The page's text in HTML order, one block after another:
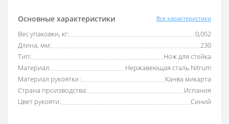
Основные характеристики Все характеристики
Вес упаковки, кг:
0,052
Длина, мм:
230
Тип:
Нож для стейка
Материал:
Нержавеющая сталь Nitrum
Материал рукоятки :
Канва микарта
Страна производства:
Испания
Цвет рукояти:
Синий